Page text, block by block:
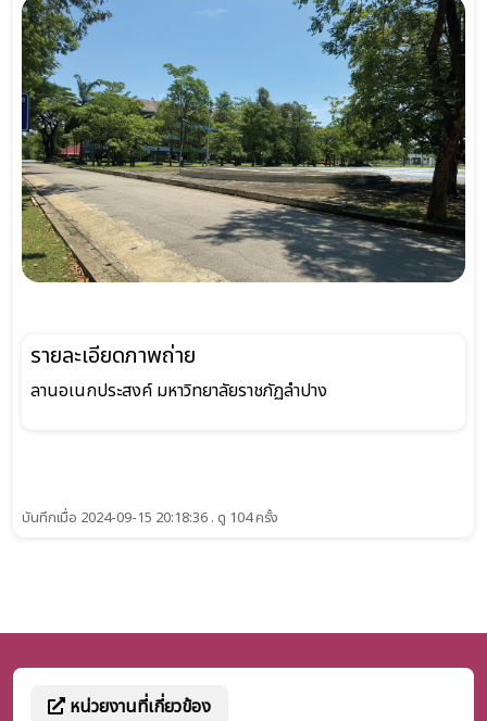
รายละเอียดภาพถ่าย
ลานอเนกประสงค์ มหาวิทยาลัยราชภัฏลำปาง
บันทึกเมื่อ 2024-09-15 20:18:36 . ดู 104 ครั้ง
หน่วยงานที่เกี่ยวข้อง